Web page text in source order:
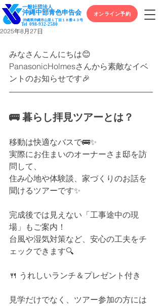
​沖縄中部青色申告会
一般社団法人
沖縄県沖縄市山里１丁目１８番４３号
Tel 098-932-2580
オンライン予約
2025年8月27日
みなさんこんにちは😊
PanasonicHolmesさんから素敵なイベ
ントのお知らせです🎉
🚌 暮らし拝見ツアーとは？
移動は快適なバスで🚌✨
実際にお住まいのオーナーさま邸を訪
問して、
住み心地や体験談、家づくりのお話を
聞けるツアーです✨
完成後では見えない「工事途中の現
場」もご案内！
台風や湿気対策など、安心の工夫をチ
ェックできます🔍
🍴 うれしいランチ＆プレゼント付き
見学だけでなく、ツアー参加の方には